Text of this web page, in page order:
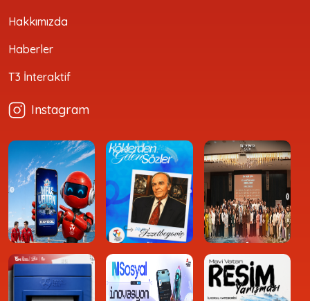
Hakkımızda
Haberler
T3 İnteraktif
Instagram